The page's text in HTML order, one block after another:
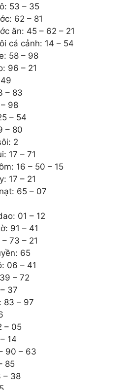
53 – 35
62 – 81
ăn: 45 – 62 – 21
cá cảnh: 14 – 54
58 – 98
96 – 21
– 83
98
– 54
– 80
2
17 – 71
16 – 50 – 15
17 – 21
65 – 07
01 – 12
91 – 41
73 – 21
65
06 – 41
– 72
37
83 – 97
– 05
14
90 – 63
85
– 38